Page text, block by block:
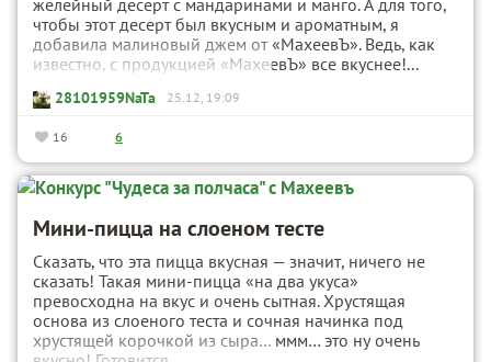
желейный десерт с мандаринами и манго. А для того,
чтобы этот десерт был вкусным и ароматным, я
добавила малиновый джем от «МахеевЪ». Ведь, как
известно, с продукцией «МахеевЪ» все вкуснее!...
28101959NaTa 25.12, 19:09
16 6
Мини-пицца на слоеном тесте
Сказать, что эта пицца вкусная — значит, ничего не
сказать! Такая мини-пицца «на два укуса»
превосходна на вкус и очень сытная. Хрустящая
основа из слоеного теста и сочная начинка под
хрустящей корочкой из сыра… ммм… это ну очень